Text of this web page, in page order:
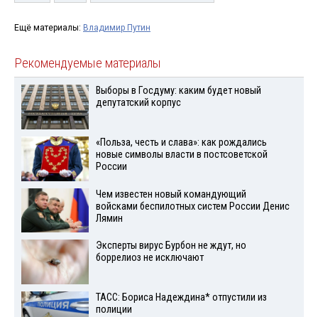
Ещё материалы: Владимир Путин
Рекомендуемые материалы
Выборы в Госдуму: каким будет новый
депутатский корпус
«Польза, честь и слава»: как рождались
новые символы власти в постсоветской
России
Чем известен новый командующий
войсками беспилотных систем России Денис
Лямин
Эксперты вирус Бурбон не ждут, но
боррелиоз не исключают
ТАСС: Бориса Надеждина* отпустили из
полиции